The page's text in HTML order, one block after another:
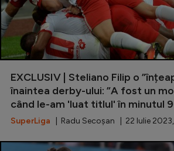
EXCLUSIV | Steliano Filip o
înaintea derby-ului: ”A fost un
când le-am 'luat titlul' în minutul
SuperLiga | Radu Secoșan | 22 Iulie